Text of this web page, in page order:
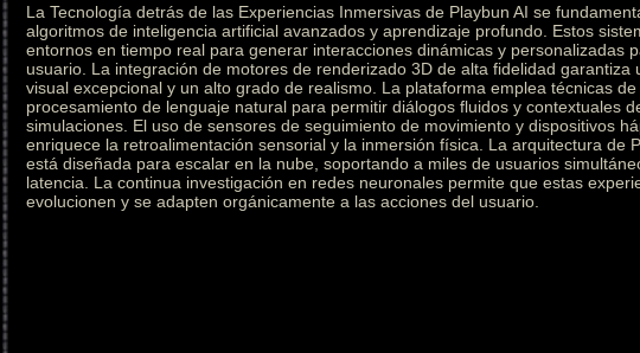
La Tecnología detrás de las Experiencias Inmersivas de Playbun AI se
algoritmos de inteligencia artificial avanzados y aprendizaje profundo. Estos
entornos en tiempo real para generar interacciones dinámicas y personalizadas
usuario. La integración de motores de renderizado 3D de alta fidelidad garantiza
visual excepcional y un alto grado de realismo. La plataforma emplea técnicas de
procesamiento de lenguaje natural para permitir diálogos fluidos y contextuales
simulaciones. El uso de sensores de seguimiento de movimiento y dispositivos
enriquece la retroalimentación sensorial y la inmersión física. La arquitectura de
está diseñada para escalar en la nube, soportando a miles de usuarios
latencia. La continua investigación en redes neuronales permite que estas
evolucionen y se adapten orgánicamente a las acciones del usuario.